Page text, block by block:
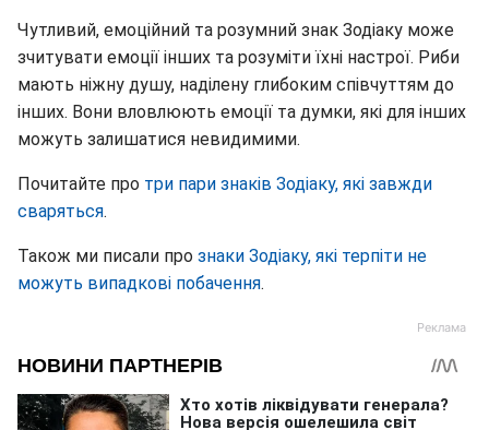
Чутливий, емоційний та розумний знак Зодіаку може
зчитувати емоції інших та розуміти їхні настрої. Риби
мають ніжну душу, наділену глибоким співчуттям до
інших. Вони вловлюють емоції та думки, які для інших
можуть залишатися невидимими.
Почитайте про три пари знаків Зодіаку, які завжди
сваряться.
Також ми писали про знаки Зодіаку, які терпіти не
можуть випадкові побачення.